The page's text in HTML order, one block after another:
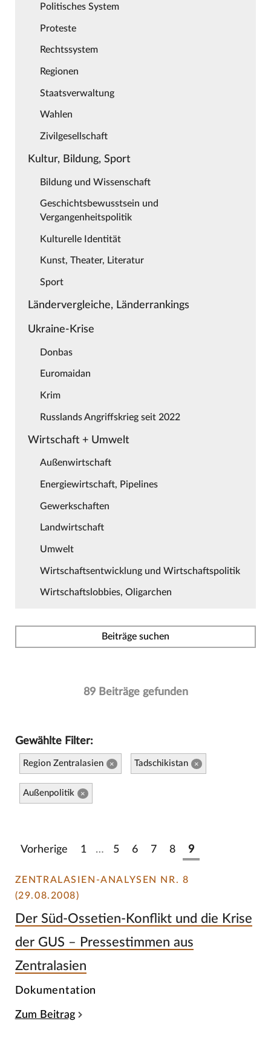
Politisches System
Proteste
Rechtssystem
Regionen
Staatsverwaltung
Wahlen
Zivilgesellschaft
Kultur, Bildung, Sport
Bildung und Wissenschaft
Geschichtsbewusstsein und
Vergangenheitspolitik
Kulturelle Identität
Kunst, Theater, Literatur
Sport
Ländervergleiche, Länderrankings
Ukraine-Krise
Donbas
Euromaidan
Krim
Russlands Angriffskrieg seit 2022
Wirtschaft + Umwelt
Außenwirtschaft
Energiewirtschaft, Pipelines
Gewerkschaften
Landwirtschaft
Umwelt
Wirtschaftsentwicklung und Wirtschaftspolitik
Wirtschaftslobbies, Oligarchen
Beiträge suchen
89 Beiträge gefunden
Gewählte Filter:
Region Zentralasien × Tadschikistan ×
Außenpolitik ×
Vorherige 1 … 5 6 7 8 9
ZENTRALASIEN-ANALYSEN NR. 8
(29.08.2008)
Der Süd-Ossetien-Konflikt und die Krise
der GUS – Pressestimmen aus
Zentralasien
Dokumentation
Zum Beitrag